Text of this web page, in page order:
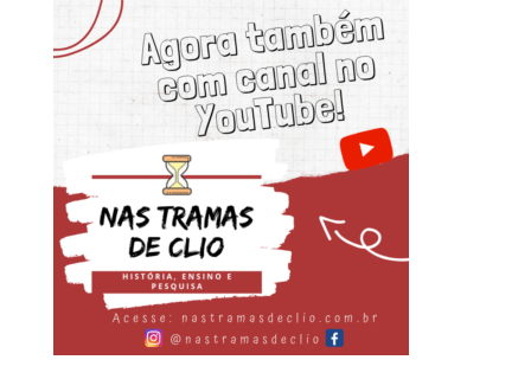
:
e
s
r
a
m
t
u
e